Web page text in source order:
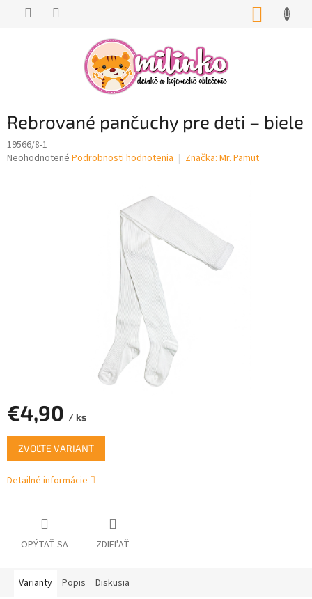
Rebrované pančuchy pre deti – biele
19566/8-1
Priemerné
Neohodnotené Podrobnosti hodnotenia Značka: Mr. Pamut
€4,90 / ks
Jednotková
cena:
ZVOĽTE VARIANT
Detailné informácie
OPÝTAŤ SA ZDIEĽAŤ
Varianty Popis Diskusia